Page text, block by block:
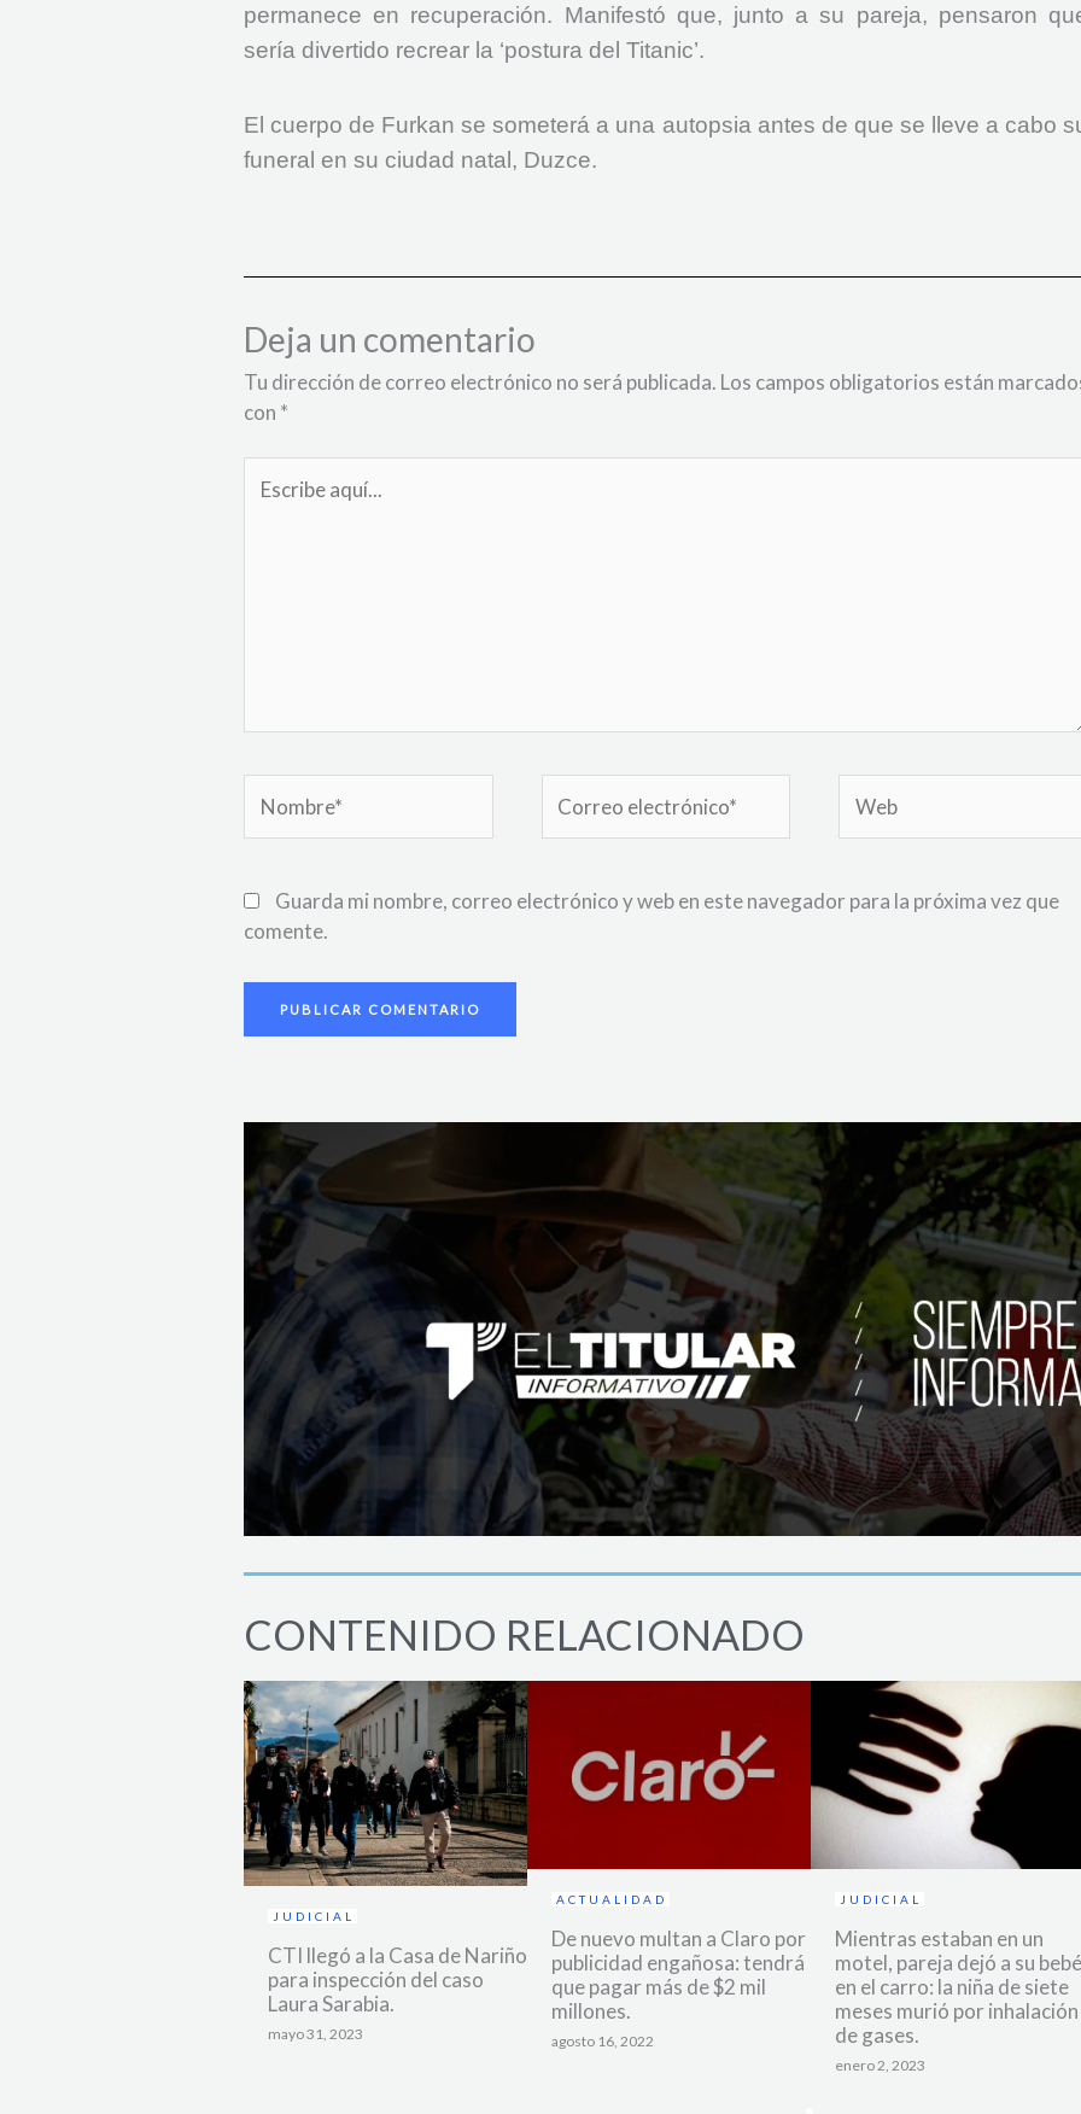
permanece en recuperación. Manifestó que, junto a su pareja, pensaron
sería divertido recrear la ‘postura del Titanic’.
El cuerpo de Furkan se someterá a una autopsia antes de que se lleve a cabo
funeral en su ciudad natal, Duzce.
Deja un comentario
Tu dirección de correo electrónico no será publicada. Los campos obligatorios están
con *
aquí...
electrónico*
Guarda mi nombre, correo electrónico y web en este navegador para la próxima vez que
comente.
CONTENIDO RELACIONADO
JUDICIAL
CTI llegó a la Casa de Nariño
para inspección del caso
Laura Sarabia.
mayo 31, 2023
ACTUALIDAD
De nuevo multan a Claro por
publicidad engañosa: tendrá
que pagar más de $2 mil
millones.
agosto 16, 2022
JUDICIAL
Mientras estaban en un
motel, pareja dejó a su bebé
en el carro: la niña de siete
meses murió por inhalación
de gases.
enero 2, 2023